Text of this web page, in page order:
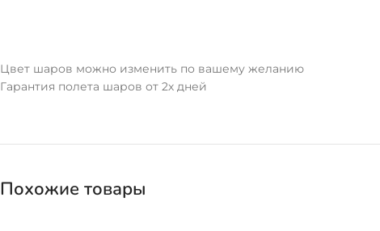
Цвет шаров можно изменить по вашему желанию
Гарантия полета шаров от 2х дней
Похожие товары